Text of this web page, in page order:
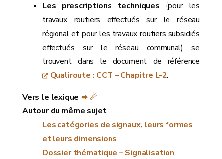
Les prescriptions techniques (pour les
travaux routiers effectués sur le réseau
régional et pour les travaux routiers subsidiés
effectués sur le réseau communal) se
trouvent dans le document de référence
Qualiroute : CCT – Chapitre L-2.
Vers le lexique ➨ ☄
Autour du même sujet
Les catégories de signaux, leurs formes
et leurs dimensions
Dossier thématique – Signalisation